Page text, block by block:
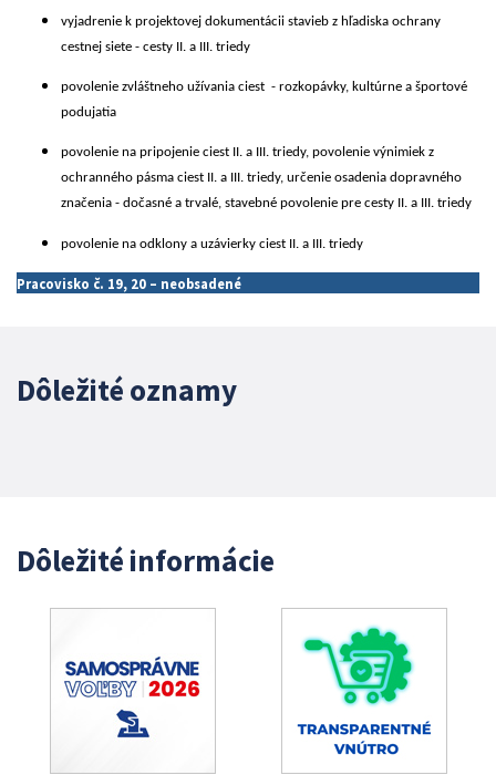
vyjadrenie k projektovej dokumentácii stavieb z hľadiska ochrany
cestnej siete - cesty II. a III. triedy
povolenie zvláštneho užívania ciest - rozkopávky, kultúrne a športové
podujatia
povolenie na pripojenie ciest II. a III. triedy, povolenie výnimiek z
ochranného pásma ciest II. a III. triedy, určenie osadenia dopravného
značenia - dočasné a trvalé, stavebné povolenie pre cesty II. a III. triedy
povolenie na odklony a uzávierky ciest II. a III. triedy
Pracovisko č. 19, 20 – neobsadené
Dôležité oznamy
Dôležité informácie